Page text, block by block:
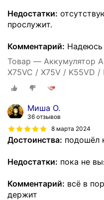
Недостатки:
прослужит.
Комментарий: Надеюсь
Товар — Аккумулятор
X75VC / X75V / K55VD /
/ X55C / X75VB /
5200mah
Миша О.
36 отзывов
8 марта 2024
Достоинства: подошёл
Недостатки: пока не
Комментарий: всё в
держит